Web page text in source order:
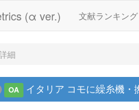
(α ver.) 文献ランキング
細
OA イタリア コモに繰糸機・